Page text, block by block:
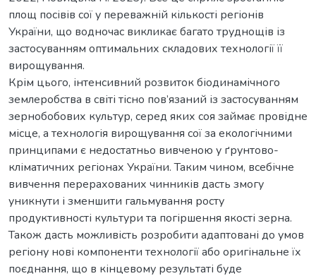
площ посівів сої у переважній кількості регіонів
України, що водночас викликає багато труднощів із
застосуванням оптимальних складових технології її
вирощування.
Крім цього, інтенсивний розвиток біодинамічного
землеробства в світі тісно пов’язаний із застосуванням
зернобобових культур, серед яких соя займає провідне
місце, а технологія вирощування сої за екологічними
принципами є недостатньо вивченою у ґрунтово-
кліматичних регіонах України. Таким чином, всебічне
вивчення перерахованих чинників дасть змогу
уникнути і зменшити гальмування росту
продуктивності культури та погіршення якості зерна.
Також дасть можливість розробити адаптовані до умов
регіону нові компоненти технології або оригінальне їх
поєднання, що в кінцевому результаті буде